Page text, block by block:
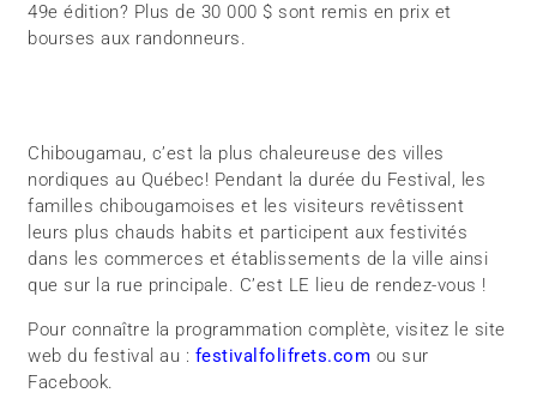
49e édition? Plus de 30 000 $ sont remis en prix et
bourses aux randonneurs.
Chibougamau, c’est la plus chaleureuse des villes
nordiques au Québec! Pendant la durée du Festival, les
familles chibougamoises et les visiteurs revêtissent
leurs plus chauds habits et participent aux festivités
dans les commerces et établissements de la ville ainsi
que sur la rue principale. C’est LE lieu de rendez-vous !
Pour connaître la programmation complète, visitez le site
web du festival au : festivalfolifrets.com ou sur
Facebook.